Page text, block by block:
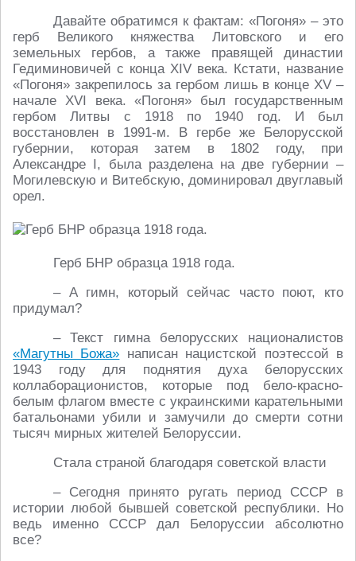
Давайте обратимся к фактам: «Погоня» – это
герб Великого княжества Литовского и его
земельных гербов, а также правящей династии
Гедиминовичей с конца XIV века. Кстати, название
«Погоня» закрепилось за гербом лишь в конце XV –
начале XVI века. «Погоня» был государственным
гербом Литвы с 1918 по 1940 год. И был
восстановлен в 1991-м. В гербе же Белорусской
губернии, которая затем в 1802 году, при
Александре I, была разделена на две губернии –
Могилевскую и Витебскую, доминировал двуглавый
орел.
Герб БНР образца 1918 года.
– А гимн, который сейчас часто поют, кто
придумал?
– Текст гимна белорусских националистов
«Магутны Божа» написан нацистской поэтессой в
1943 году для поднятия духа белорусских
коллаборационистов, которые под бело-красно-
белым флагом вместе с украинскими карательными
батальонами убили и замучили до смерти сотни
тысяч мирных жителей Белоруссии.
Стала страной благодаря советской власти
– Сегодня принято ругать период CCCР в
истории любой бывшей советской республики. Но
ведь именно СССР дал Белоруссии абсолютно
все?